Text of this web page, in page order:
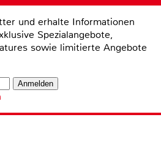
und erhalte Informationen
Spezialangebote,
sowie limitierte Angebote